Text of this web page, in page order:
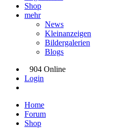
Shop
mehr
News
Kleinanzeigen
Bildergalerien
Blogs
904 Online
Login
Home
Forum
Shop